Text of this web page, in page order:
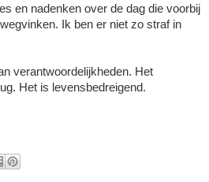
en nadenken over de dag die voorbij
Ik ben er niet zo straf in
verantwoordelijkheden. Het
Het is levensbedreigend.